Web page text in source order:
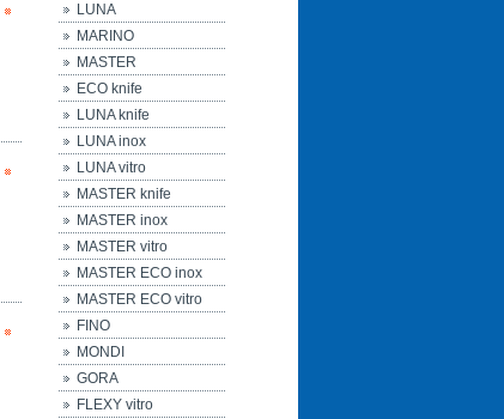
LUNA
MARINO
MASTER
ECO knife
LUNA knife
LUNA inox
LUNA vitro
MASTER knife
MASTER inox
MASTER vitro
MASTER ECO inox
MASTER ECO vitro
FINO
MONDI
GORA
FLEXY vitro